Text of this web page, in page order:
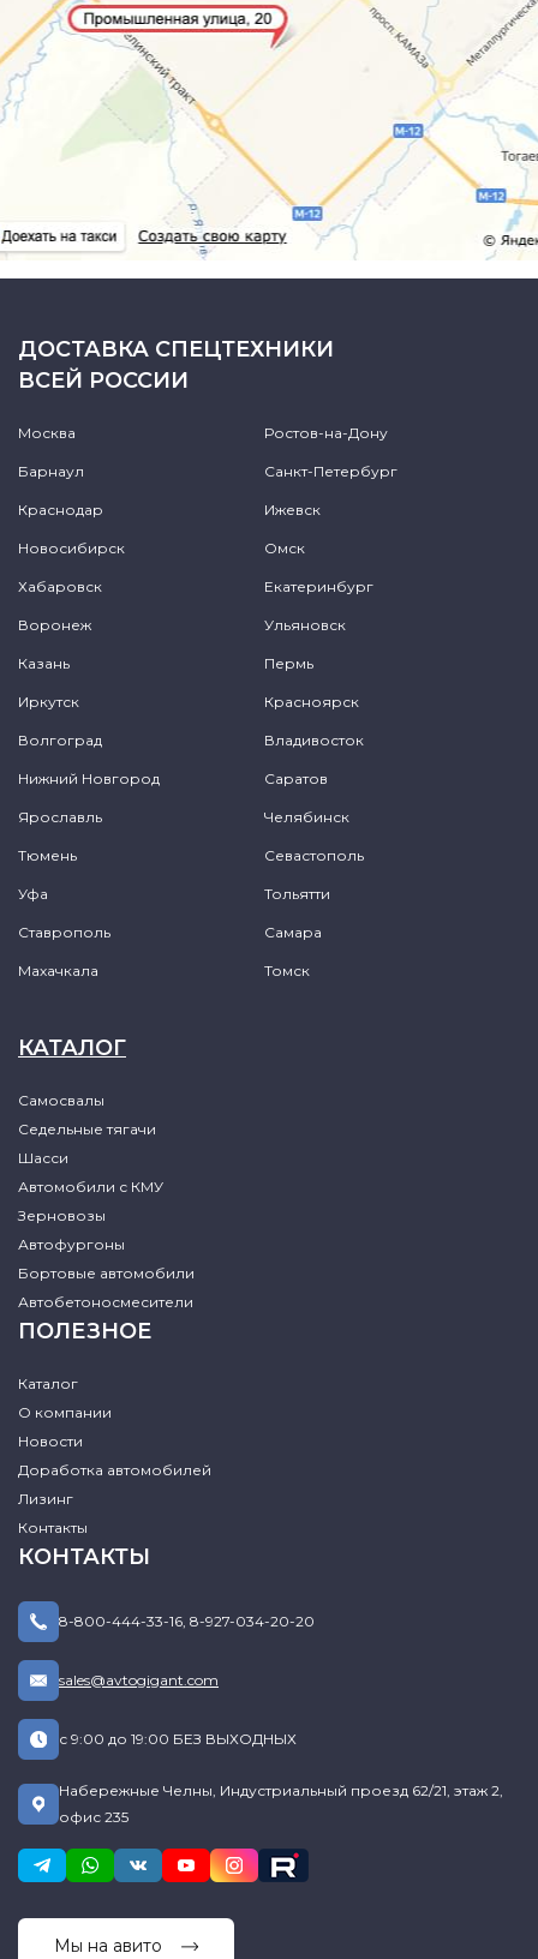
ДОСТАВКА СПЕЦТЕХНИКИ
ВСЕЙ РОССИИ
Москва Ростов-на-Дону
Барнаул Санкт-Петербург
Краснодар Ижевск
Новосибирск Омск
Хабаровск Екатеринбург
Воронеж Ульяновск
Казань Пермь
Иркутск Красноярск
Волгоград Владивосток
Нижний Новгород Саратов
Ярославль Челябинск
Тюмень Севастополь
Уфа Тольятти
Ставрополь Самара
Махачкала Томск
КАТАЛОГ
Самосвалы
Седельные тягачи
Шасси
Автомобили с КМУ
Зерновозы
Автофургоны
Бортовые автомобили
Автобетоносмесители
ПОЛЕЗНОЕ
Каталог
О компании
Новости
Доработка автомобилей
Лизинг
Контакты
КОНТАКТЫ
8-800-444-33-16, 8-927-034-20-20
sales@avtogigant.com
с 9:00 до 19:00 БЕЗ ВЫХОДНЫХ
Набережные Челны, Индустриальный проезд 62/21, этаж 2,
офис 235
Мы на авито